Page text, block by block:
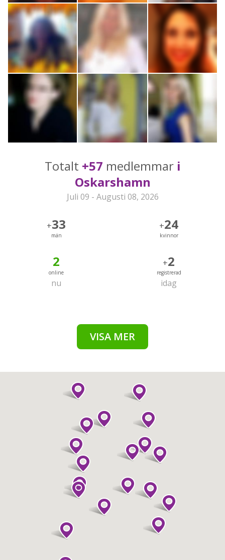
Totalt +57 medlemmar i
Oskarshamn
Juli 09 - Augusti 08, 2026
+33
män
+24
kvinnor
2
online
nu
+2
registrerad
idag
VISA MER